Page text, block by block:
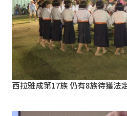
西拉雅成第17族 仍有8族待獲法